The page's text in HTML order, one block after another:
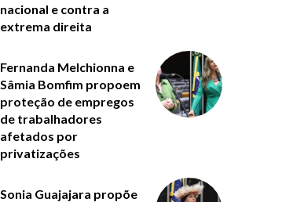
nacional e contra a
extrema direita
Fernanda Melchionna e
Sâmia Bomfim propoem
proteção de empregos
de trabalhadores
afetados por
privatizações
Sonia Guajajara propõe